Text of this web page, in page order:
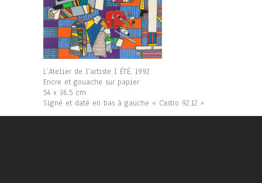
L’Atelier de l’artiste I ÉTÉ, 1992
Encre et gouache sur papier
54 x 36,5 cm
Signé et daté en bas à gauche « Castro 92.12 »